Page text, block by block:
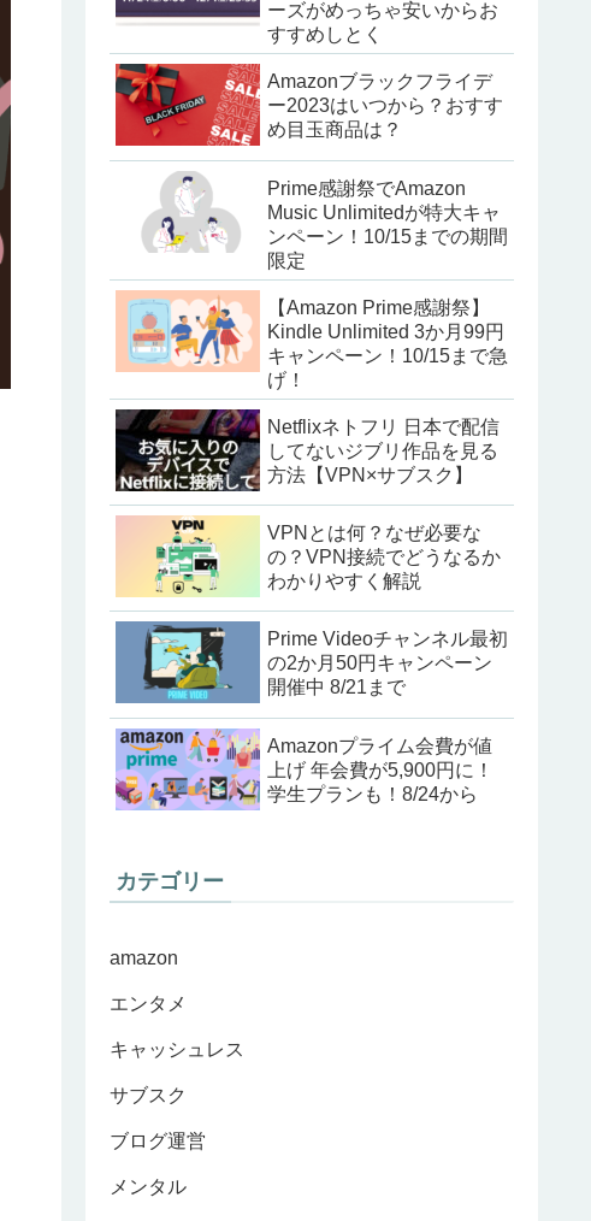
ーズがめっちゃ安いからお
すすめしとく
Amazonブラックフライデ
ー2023はいつから？おすす
め目玉商品は？
Prime感謝祭でAmazon
Music Unlimitedが特大キャ
ンペーン！10/15までの期間
限定
【Amazon Prime感謝祭】
Kindle Unlimited 3か月99円
キャンペーン！10/15まで急
げ！
Netflixネトフリ 日本で配信
してないジブリ作品を見る
方法【VPN×サブスク】
VPNとは何？なぜ必要な
の？VPN接続でどうなるか
わかりやすく解説
Prime Videoチャンネル最初
の2か月50円キャンペーン
開催中 8/21まで
Amazonプライム会費が値
上げ 年会費が5,900円に！
学生プランも！8/24から
カテゴリー
amazon
エンタメ
キャッシュレス
サブスク
ブログ運営
メンタル